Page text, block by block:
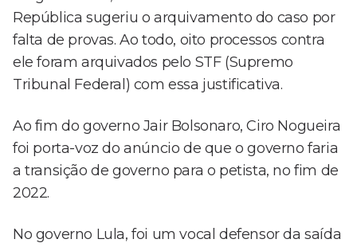
República sugeriu o arquivamento do caso por
falta de provas. Ao todo, oito processos contra
ele foram arquivados pelo STF (Supremo
Tribunal Federal) com essa justificativa.
Ao fim do governo Jair Bolsonaro, Ciro Nogueira
foi porta-voz do anúncio de que o governo faria
a transição de governo para o petista, no fim de
2022.
No governo Lula, foi um vocal defensor da saída